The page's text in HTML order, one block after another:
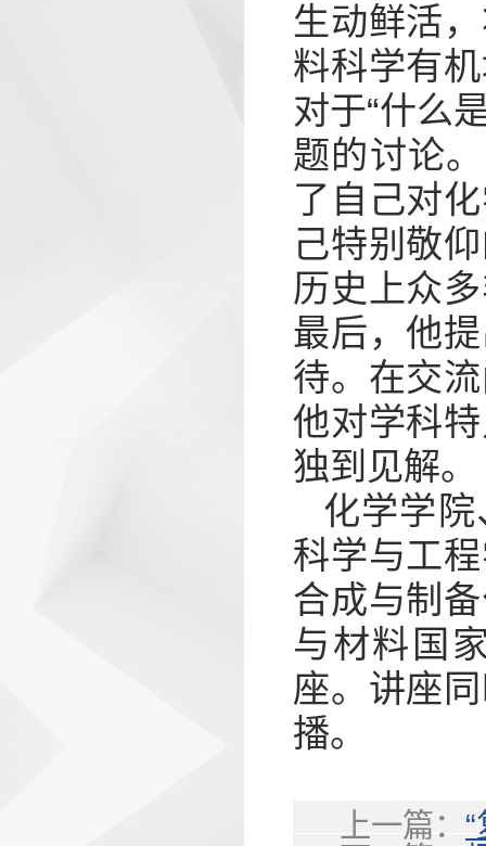
生动鲜活
料科学有
对于“什么
题的讨论
了自己对
己特别敬
历史上众
最后，他
待。在交
他对学科
独到见解。
化学学
科学与工
合成与制
与材料国
座。讲座
播。
上一篇：